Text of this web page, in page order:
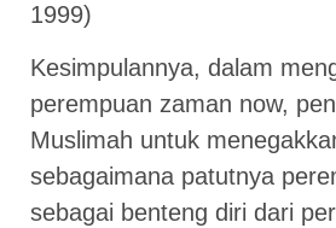
1999)
Kesimpulannya, dalam
perempuan zaman now,
Muslimah untuk
sebagaimana patutnya
sebagai benteng diri dari